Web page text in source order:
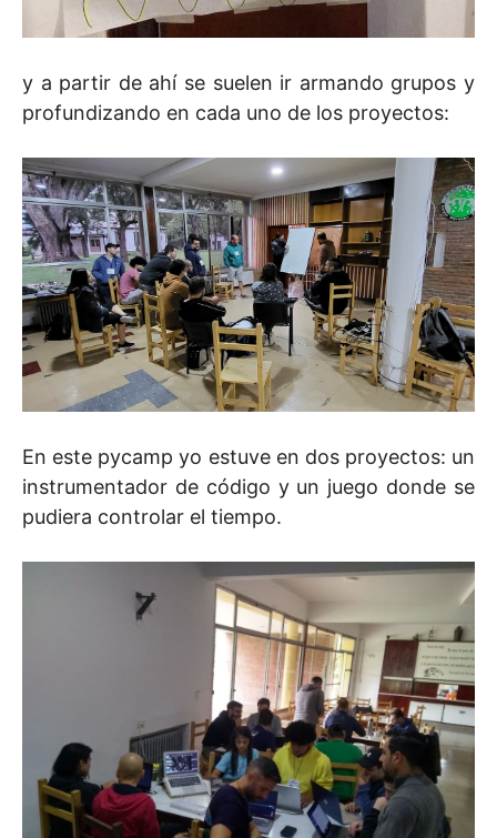
y a partir de ahí se suelen ir armando grupos y
profundizando en cada uno de los proyectos:
En este pycamp yo estuve en dos proyectos: un
instrumentador de código y un juego donde se
pudiera controlar el tiempo.